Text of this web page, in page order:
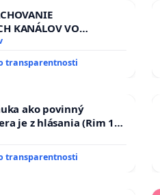
KANÁLOV VO
A POD
riešenie zanedbaného
transparentnosti
ako povinný
je z hlásania (Rim 10,
transparentnosti